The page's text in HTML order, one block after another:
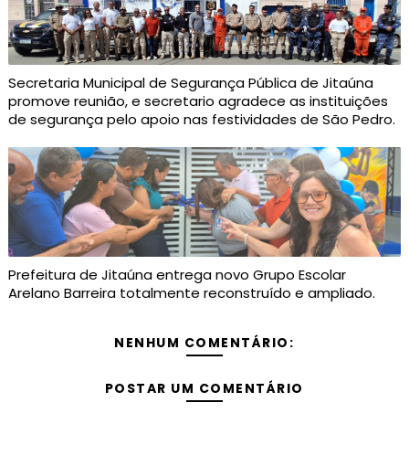
Secretaria Municipal de Segurança Pública de Jitaúna
promove reunião, e secretario agradece as instituições
de segurança pelo apoio nas festividades de São Pedro.
Prefeitura de Jitaúna entrega novo Grupo Escolar
Arelano Barreira totalmente reconstruído e ampliado.
NENHUM COMENTÁRIO:
POSTAR UM COMENTÁRIO